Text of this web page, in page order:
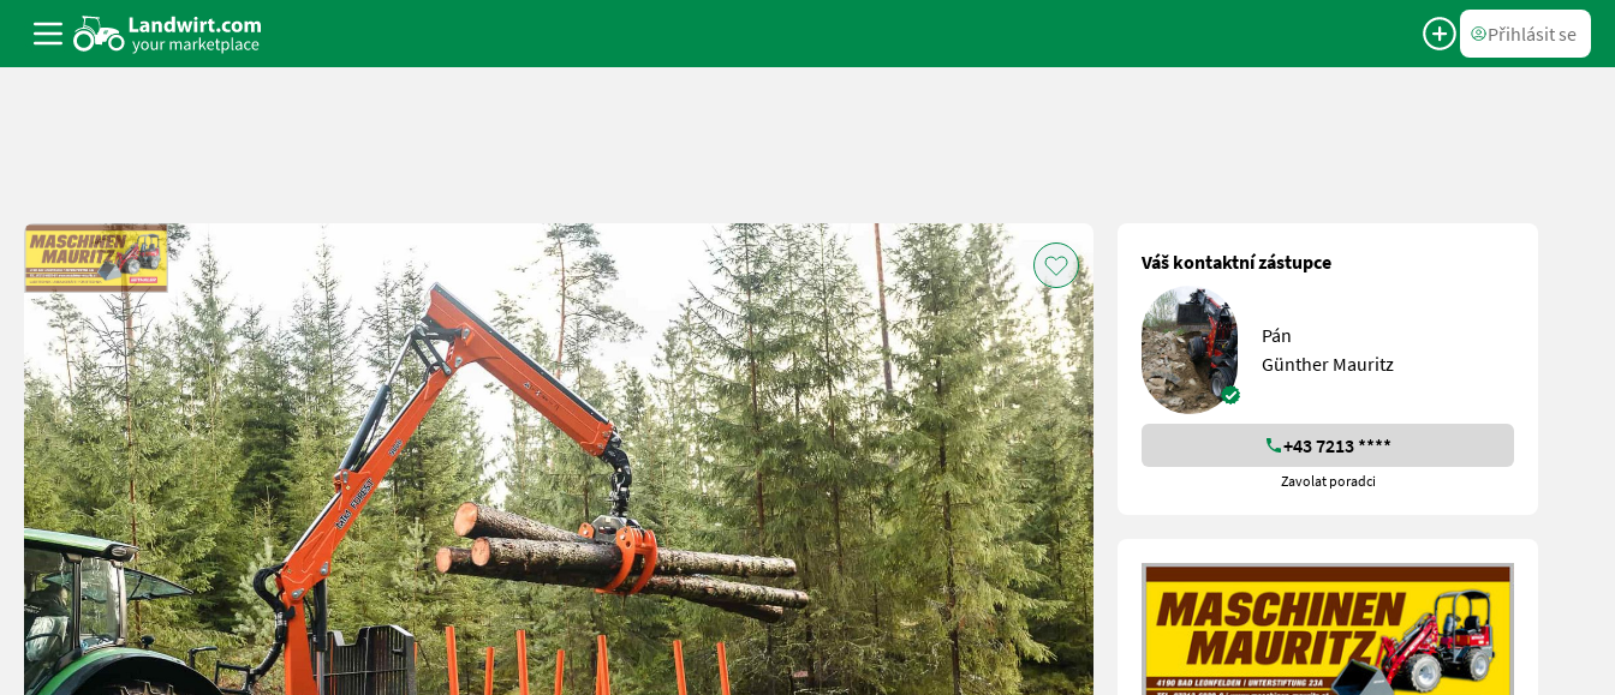
Přihlásit se
Váš kontaktní zástupce
Pán
Günther Mauritz
+43 7213 ****
Zavolat poradci